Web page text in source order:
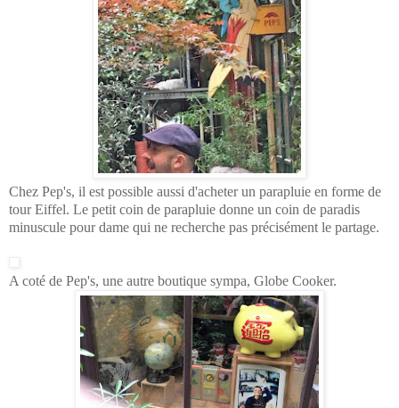
Chez Pep's, il est possible aussi d'acheter un parapluie en forme de
tour Eiffel. Le petit coin de parapluie donne un coin de paradis
minuscule pour dame qui ne recherche pas précisément le partage.
A coté de Pep's, une autre boutique sympa, Globe Cooker.